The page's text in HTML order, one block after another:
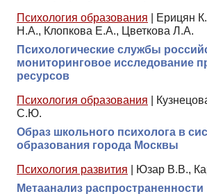
Психология образования
Ерицян
Н.А., Клопкова Е.А., Цветкова Л.А.
Психологические службы
мониторинговое исследование
ресурсов
Психология образования
С.Ю.
Образ школьного психолога в
образования города Москвы
Психология развития
Юзар В.В.,
Метаанализ распространенности